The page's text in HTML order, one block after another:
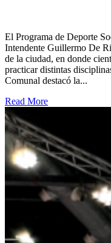
El Programa de Deporte
Intendente Guillermo De
de la ciudad, en donde
practicar distintas
Comunal destacó la...
Read More